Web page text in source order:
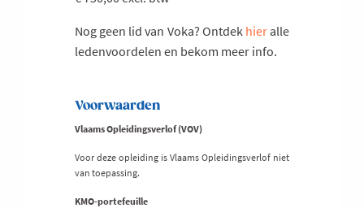
Nog geen lid van Voka? Ontdek hieralle
ledenvoordelen en bekom meer info.
Voorwaarden
Vlaams Opleidingsverlof (VOV)
Voor deze opleiding is Vlaams Opleidingsverlof niet
van toepassing.
KMO-portefeuille